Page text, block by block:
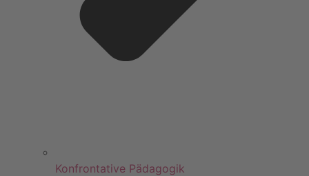
Konfrontative Pädagogik